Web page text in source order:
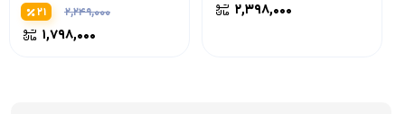
۲,۳۹۸,۰۰۰ ۲,۲۴۹,۰۰۰
۱,۷۹۸,۰۰۰
۲۱